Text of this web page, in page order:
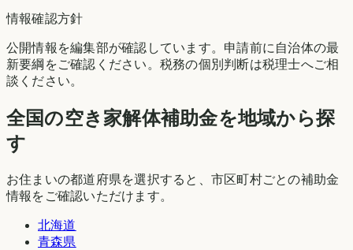
情報確認方針
公開情報を編集部が確認しています。申請前に自治体の最
新要綱をご確認ください。税務の個別判断は税理士へご相
談ください。
全国の空き家解体補助金を地域から探
す
お住まいの都道府県を選択すると、市区町村ごとの補助金
情報をご確認いただけます。
北海道
青森県